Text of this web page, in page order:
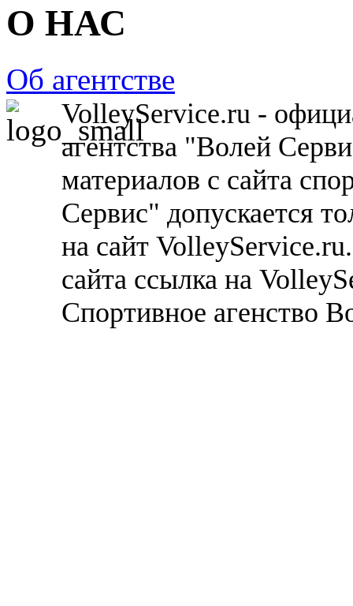
О НАС
Об агентстве
VolleyService.ru -
агентства "Волей
материалов с сайта
Сервис" допускается
на сайт
сайта ссылка на
Спортивное агенство